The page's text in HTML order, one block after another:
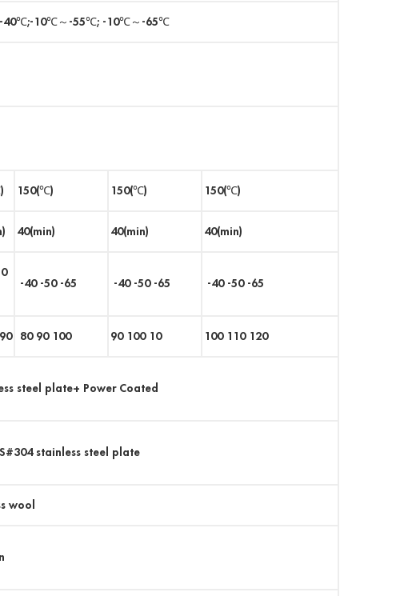
40℃;-10℃～-55℃; -10℃～-65℃
150(℃) 150(℃) 150(℃)
40(min) 40(min) 40(min)
-40 -50 -65 -40 -50 -65 -40 -50 -65
80 90 100 90 100 10 100 110 120
steel plate+ Power Coated
stainless steel plate
wool